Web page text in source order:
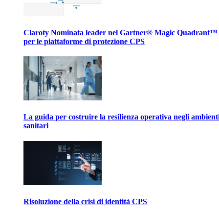
Claroty Nominata leader nel Gartner® Magic Quadrant™
per le piattaforme di protezione CPS
La guida per costruire la resilienza operativa negli
sanitari
Risoluzione della crisi di identità CPS